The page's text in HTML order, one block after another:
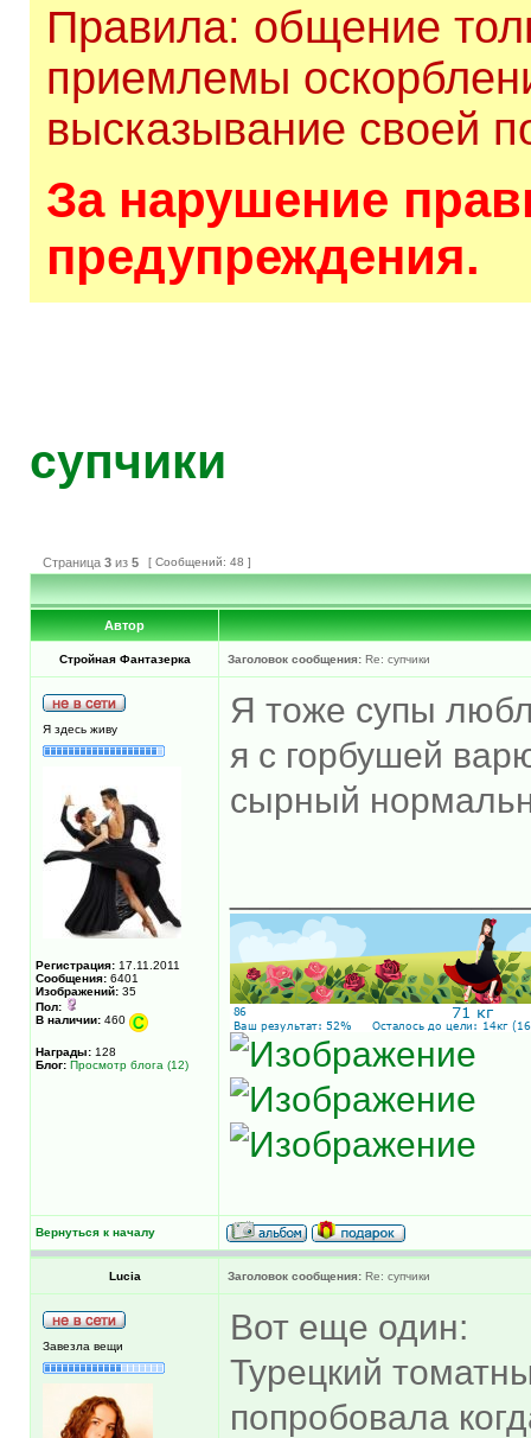
Правила: общение
приемлемы
высказывание своей
За нарушение
предупреждения.
супчики
Страница 3 из 5 [ Сообщений: 48 ]
Автор
Стройная Фантазерка Заголовок сообщения: Re: супчики
Я здесь живу
Регистрация: 17.11.2011
Сообщения: 6401
Изображений: 35
Пол:
В наличии: 460
Награды: 128
Блог: Просмотр блога (12)
Я тоже супы
я с горбушей
сырный
Вернуться к началу
Lucia Заголовок сообщения: Re: супчики
Завезла вещи
Вот еще один:
Турецкий
попробовала